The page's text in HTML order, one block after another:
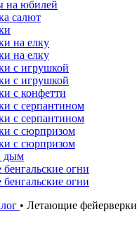
на юбилей
салют
на елку
на елку
с игрушкой
с игрушкой
с конфетти
с серпантином
с серпантином
с сюрпризом
с сюрпризом
дым
огни
огни
• Летающие фейерверки